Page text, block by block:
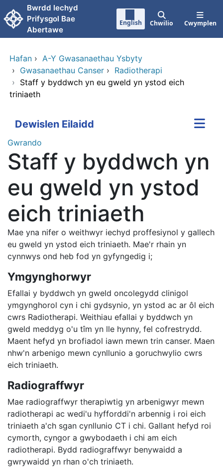
Neidio i'r prif gynnwy
Bwrdd lechyd
Prifysgol Bae
Abertawe
English Chwilio Cwymplen
Hafan › A-Y Gwasanaethau Ysbyty
› Gwasanaethau Canser › Radiotherapi
› Staff y byddwch yn eu gweld yn ystod eich
triniaeth
Dewislen Eilaidd
Gwrando
Staff y byddwch yn
eu gweld yn ystod
eich triniaeth
Mae yna nifer o weithwyr iechyd proffesiynol y gallech
eu gweld yn ystod eich triniaeth. Mae'r rhain yn
cynnwys ond heb fod yn gyfyngedig i;
Ymgynghorwyr
Efallai y byddwch yn gweld oncolegydd clinigol
ymgynghorol cyn i chi gydsynio, yn ystod ac ar ôl eich
cwrs Radiotherapi. Weithiau efallai y byddwch yn
gweld meddyg o'u tîm yn lle hynny, fel cofrestrydd.
Maent hefyd yn brofiadol iawn mewn trin canser. Maen
nhw'n arbenigo mewn cynllunio a goruchwylio cwrs
eich triniaeth.
Radiograffwyr
Mae radiograffwyr therapiwtig yn arbenigwyr mewn
radiotherapi ac wedi'u hyfforddi'n arbennig i roi eich
triniaeth a'ch sgan cynllunio CT i chi. Gallant hefyd roi
cymorth, cyngor a gwybodaeth i chi am eich
radiotherapi. Bydd radiograffwyr benywaidd a
gwrywaidd yn rhan o'ch triniaeth.